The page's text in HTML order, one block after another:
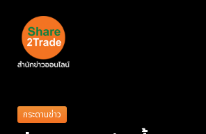
กระดานข่าว